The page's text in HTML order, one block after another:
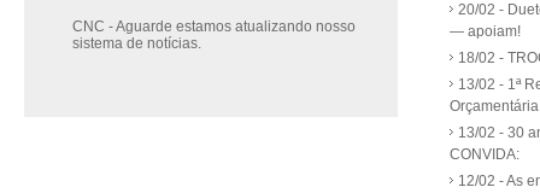
CNC - Aguarde estamos atualizando nosso
sistema de notícias.
20/02 -
— apoiam!
18/02 -
13/02 - 1ª
13/02 - 30
CONVIDA:
12/02 - As